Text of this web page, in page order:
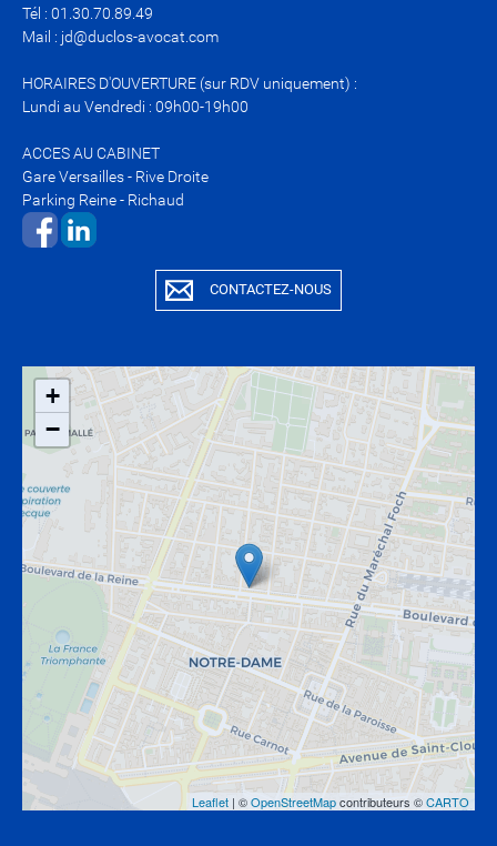
Tél : 01.30.70.89.49
Mail : jd@duclos-avocat.com
HORAIRES D'OUVERTURE (sur RDV uniquement) :
Lundi au Vendredi : 09h00-19h00
ACCES AU CABINET
Gare Versailles - Rive Droite
Parking Reine - Richaud
CONTACTEZ-NOUS
+
−
Leaflet | ©OpenStreetMapcontributeurs ©CARTO